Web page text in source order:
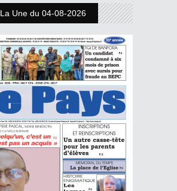
La Une du 04-08-2026